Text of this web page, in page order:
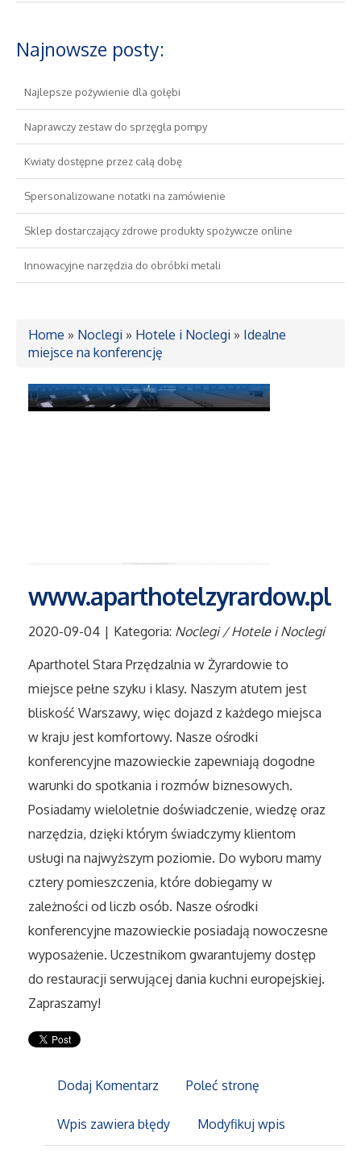
Drzwi i Okna
Nieruchomości, Działki
Domy, Mieszkania
Wykształcenie
Kursy Językowe
Konferencje, Sale Szkoleniowe
Biżuteria
Dla Dzieci
Wyposażenie Wnętrz
Wyposażenie Łazienki
Odzież
Sport
Elektronika, RTV, AGD
Art. Dla Zwierząt
Ogród, Rośliny
Chemia
Inne Sklepy
Najnowsze posty:
Najlepsze pożywienie dla gołębi
Naprawczy zestaw do sprzęgła pompy
Kwiaty dostępne przez całą dobę
Spersonalizowane notatki na zamówienie
Sklep dostarczający zdrowe produkty spożywcze online
Innowacyjne narzędzia do obróbki metali
Home » Noclegi » Hotele i Noclegi » Idealne
miejsce na konferencję
www.aparthotelzyrardow.pl
2020-09-04 | Kategoria: Noclegi / Hotele i Noclegi
Aparthotel Stara Przędzalnia w Żyrardowie to
miejsce pełne szyku i klasy. Naszym atutem jest
bliskość Warszawy, więc dojazd z każdego miejsca
w kraju jest komfortowy. Nasze ośrodki
konferencyjne mazowieckie zapewniają dogodne
warunki do spotkania i rozmów biznesowych.
Posiadamy wieloletnie doświadczenie, wiedzę oraz
narzędzia, dzięki którym świadczymy klientom
usługi na najwyższym poziomie. Do wyboru mamy
cztery pomieszczenia, które dobiegamy w
zależności od liczb osób. Nasze ośrodki
konferencyjne mazowieckie posiadają nowoczesne
wyposażenie. Uczestnikom gwarantujemy dostęp
do restauracji serwującej dania kuchni europejskiej.
Zapraszamy!
Dodaj Komentarz Poleć stronę
Wpis zawiera błędy Modyfikuj wpis